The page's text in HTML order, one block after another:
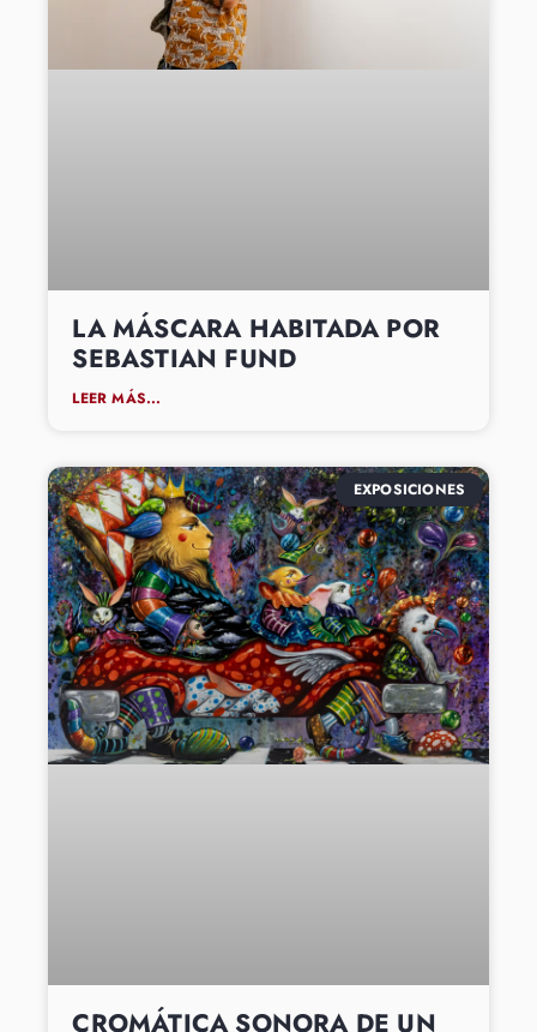
LA MÁSCARA HABITADA POR
SEBASTIAN FUND
LEER MÁS...
EXPOSICIONES
CROMÁTICA SONORA DE UN